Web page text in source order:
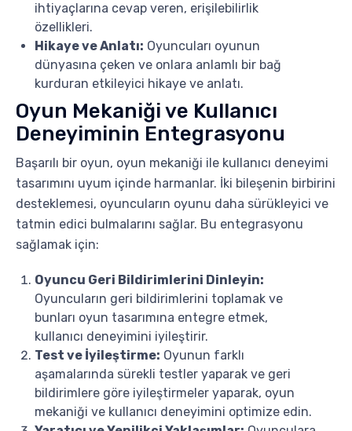
ihtiyaçlarına cevap veren, erişilebilirlik
özellikleri.
Hikaye ve Anlatı: Oyuncuları oyunun
dünyasına çeken ve onlara anlamlı bir bağ
kurduran etkileyici hikaye ve anlatı.
Oyun Mekaniği ve Kullanıcı
Deneyiminin Entegrasyonu
Başarılı bir oyun, oyun mekaniği ile kullanıcı deneyimi
tasarımını uyum içinde harmanlar. İki bileşenin birbirini
desteklemesi, oyuncuların oyunu daha sürükleyici ve
tatmin edici bulmalarını sağlar. Bu entegrasyonu
sağlamak için:
Oyuncu Geri Bildirimlerini Dinleyin:
Oyuncuların geri bildirimlerini toplamak ve
bunları oyun tasarımına entegre etmek,
kullanıcı deneyimini iyileştirir.
Test ve İyileştirme: Oyunun farklı
aşamalarında sürekli testler yaparak ve geri
bildirimlere göre iyileştirmeler yaparak, oyun
mekaniği ve kullanıcı deneyimini optimize edin.